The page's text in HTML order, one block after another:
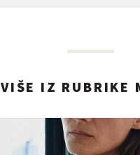
VIŠE IZ RUBRIKE